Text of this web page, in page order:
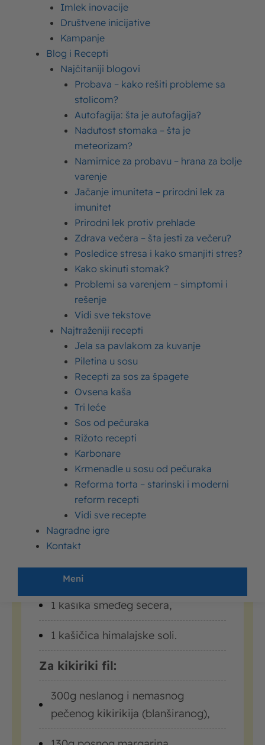
Imlek inovacije
Društvene inicijative
Kampanje
Blog i Recepti
Najčitaniji blogovi
Probava – kako rešiti probleme sa
stolicom?
Autofagija: šta je autofagija?
Nadutost stomaka – šta je
meteorizam?
Namirnice za probavu – hrana za bolje
varenje
Jačanje imuniteta – prirodni lek za
imunitet
Prirodni lek protiv prehlade
Zdrava večera – šta jesti za večeru?
Posledice stresa i kako smanjiti stres?
Kako skinuti stomak?
Problemi sa varenjem – simptomi i
rešenje
Vidi sve tekstove
Najtraženiji recepti
Jela sa pavlakom za kuvanje
Piletina u sosu
Recepti za sos za špagete
Ovsena kaša
Tri leće
Sos od pečuraka
Rižoto recepti
Karbonare
Krmenadle u sosu od pečuraka
Reforma torta – starinski i moderni
reform recepti
Vidi sve recepte
Nagradne igre
Kontakt
Meni
ovog teksta ćemo vam predstaviti nekoliko
jednostavnih recepata za ove pogačice koje će
oduševiti vaše čulo ukusa. Ove pogačice se
svima dopadaju zbog neodoljive hrskavosti
testa, a kada se u njih doda i omiljeniImlek
Oaza biljni napitak ili biljno mleko
često nazivaju, uživanje za nepce je
zagarantovano!
Vazdušaste posne
pogačice sa kikirikijem
Posne pogačice su omiljeni specijalitet koji se
često konzumira tokom postova ili za one koji
se pridržavaju vegetarijanske ishrane. Bez obzira
na vaše kulinarske veštine,priprema posnih
pogačica sa kikirikijem je jednostavnai
zahteva samo nekoliko osnovnih sastojaka.
Sastojci
Za testo:
1kg mekog brašna (možete
kombinovati sa speltinim
brašnom),
40g svežeg kvasca,
300ml toplog
napitka
400ml tople vode,
1 kašika smeđeg šećera,
1 kašičica himalajske soli.
Za kikiriki fil:
300g neslanog i nemasnog
pečenog kikirikija (blanširanog),